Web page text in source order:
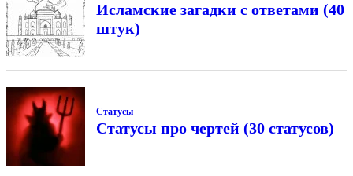
Исламские загадки с ответами (40
штук)
Статусы
Статусы про чертей (30 статусов)